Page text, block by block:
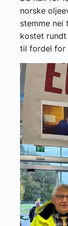
norske
stemme nei
kostet
til fordel for